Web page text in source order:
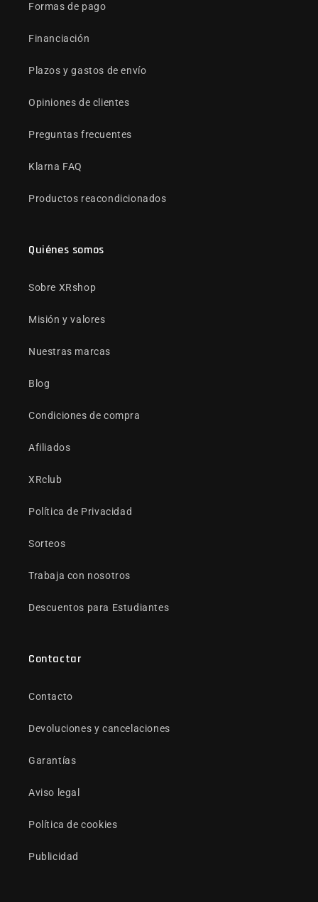
Formas de pago
Financiación
Plazos y gastos de envío
Opiniones de clientes
Preguntas frecuentes
Klarna FAQ
Productos reacondicionados
Quiénes somos
Sobre XRshop
Misión y valores
Nuestras marcas
Blog
Condiciones de compra
Afiliados
XRclub
Política de Privacidad
Sorteos
Trabaja con nosotros
Descuentos para Estudiantes
Contactar
Contacto
Devoluciones y cancelaciones
Garantías
Aviso legal
Política de cookies
Publicidad